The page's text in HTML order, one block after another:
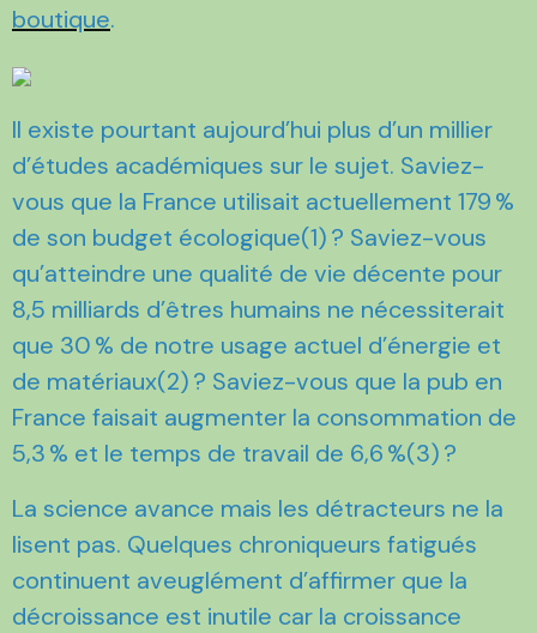
boutique.
Il existe pourtant aujourd’hui plus d’un millier
d’études académiques sur le sujet. Saviez-
vous que la France utilisait actuellement 179 %
de son budget écologique(1) ? Saviez-vous
qu’atteindre une qualité de vie décente pour
8,5 milliards d’êtres humains ne nécessiterait
que 30 % de notre usage actuel d’énergie et
de matériaux(2) ? Saviez-vous que la pub en
France faisait augmenter la consommation de
5,3 % et le temps de travail de 6,6 %(3) ?
La science avance mais les détracteurs ne la
lisent pas. Quelques chroniqueurs fatigués
continuent aveuglément d’affirmer que la
décroissance est inutile car la croissance